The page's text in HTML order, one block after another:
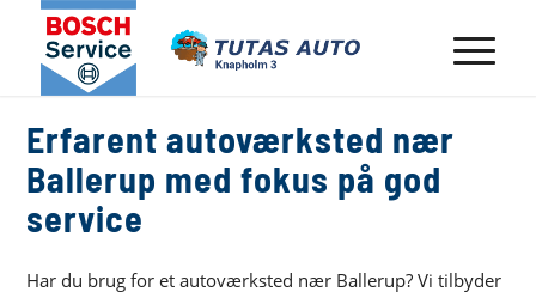
Erfarent autoværksted nær
Ballerup med fokus på god
service
Har du brug for et autoværksted nær Ballerup? Vi tilbyder